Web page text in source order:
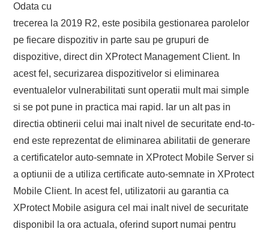
Odata cu
trecerea la 2019 R2, este posibila gestionarea parolelor
pe fiecare dispozitiv in parte sau pe grupuri de
dispozitive, direct din XProtect Management Client. In
acest fel, securizarea dispozitivelor si eliminarea
eventualelor vulnerabilitati sunt operatii mult mai simple
si se pot pune in practica mai rapid. Iar un alt pas in
directia obtinerii celui mai inalt nivel de securitate end-to-
end este reprezentat de eliminarea abilitatii de generare
a certificatelor auto-semnate in XProtect Mobile Server si
a optiunii de a utiliza certificate auto-semnate in XProtect
Mobile Client. In acest fel, utilizatorii au garantia ca
XProtect Mobile asigura cel mai inalt nivel de securitate
disponibil la ora actuala, oferind suport numai pentru